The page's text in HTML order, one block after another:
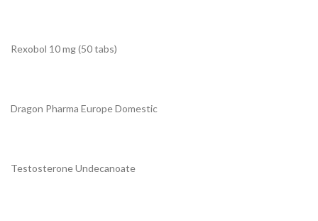
Rexobol 10 mg (50 tabs)
Dragon Pharma Europe Domestic
Testosterone Undecanoate